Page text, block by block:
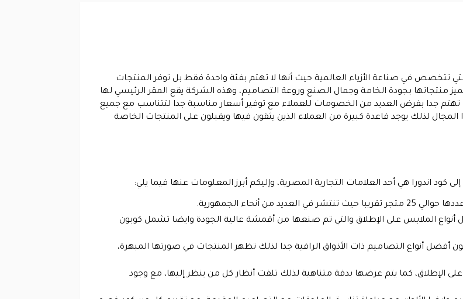
تتخصص في صناعة الأزياء العالمية حيث أنها لا تهتم بفئة واحدة فقط بل توفر المنتجات
منتجاتها بجودة الخامة وجمال الصنع وروعة التصاميم، وهذه الشركة يقع المقر الرئيسي لها
تهتم جدا بفرض العديد من الخصومات للعملاء مع توفير أسعار مناسبة جدا لتتناسب مع جميع
لذلك يوجد قاعدة كبيرة من العملاء الذين يثقون فيها ويقبلون على المنتجات الخاصة
كود اندورا هي أحد العلامات التجارية المصرية، وإليكم أبرز المعلومات عنها فيما يلي:
أنحاء الجمهورية.
أنواع الملابس على الإطلاق والتي تم صنعها من أقمشة عالية الجودة وايضا تشمل كوبون
أفضل أنواع التصاميم ذات الأذواق الراقية جدا لذلك تظهر المنتجات في صورتها المبهرة،
الإطلاق، كما يتم عرضها بدقة متناهية لذلك تلفت أنظار كل من ينظر إليها، مع وجود